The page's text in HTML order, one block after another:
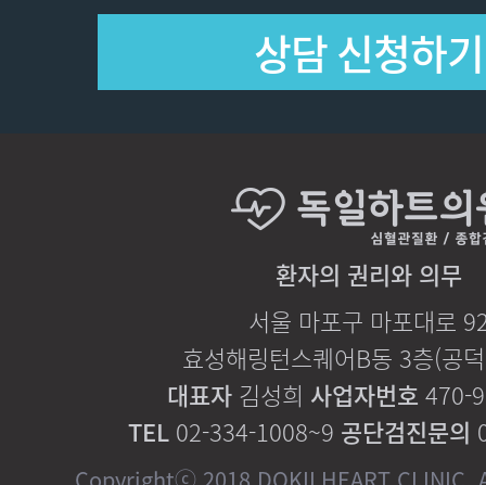
환자의 권리와 의무
서울 마포구 마포대로
효성해링턴스퀘어B동 3층(공
대표자 김성희 사업자번호 470-
TEL 02-334-1008~9 공단검진문의